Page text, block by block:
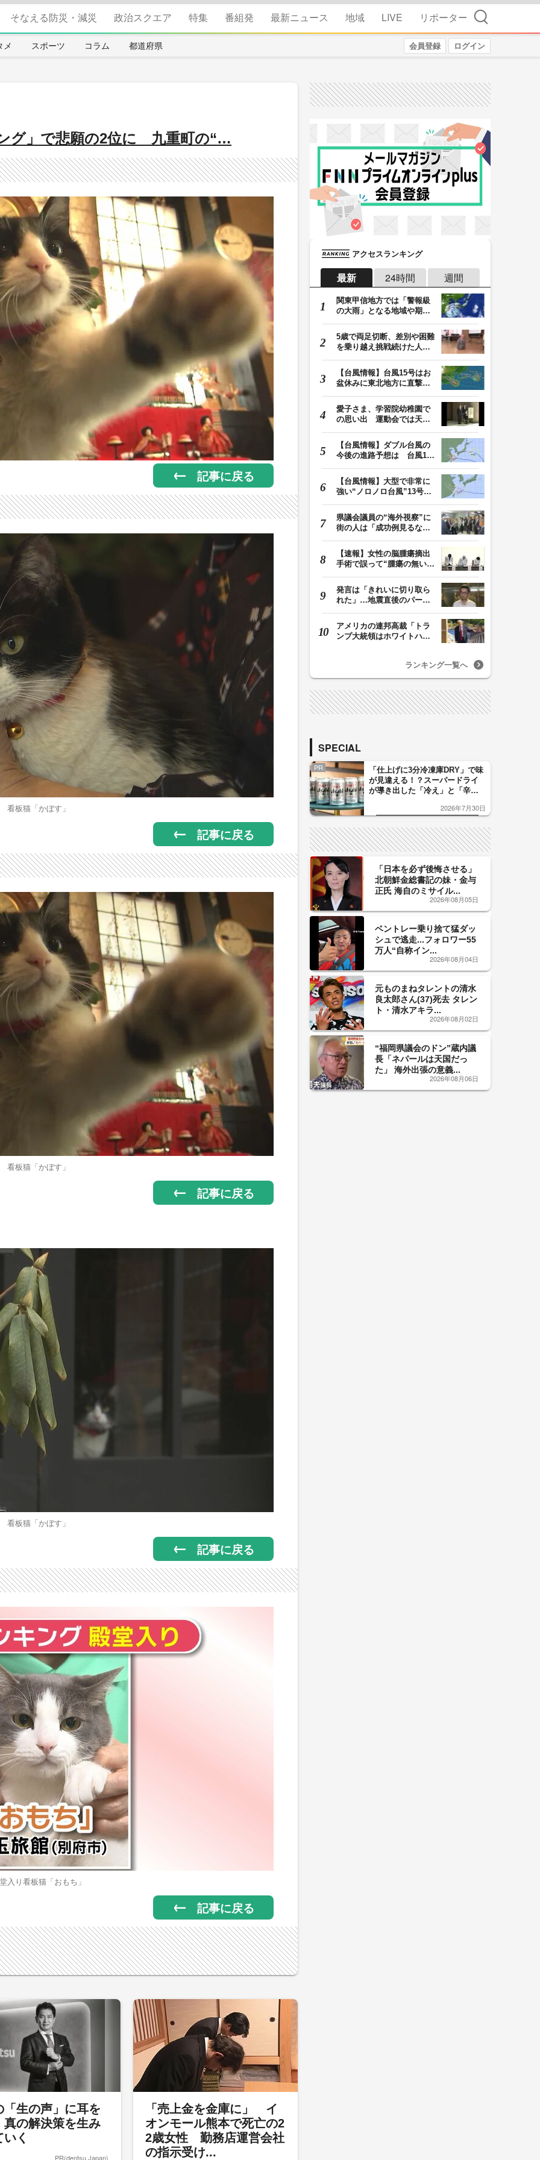
そなえる防災・減災 政治スクエア 特集 番組発 最新ニュース 地域 LIVE リポーター 検索
メ スポーツ コラム 都道府県 会員登録 ログイン
グ」で悲願の2位に 九重町の“…
記事に戻る
看板猫「かぼす」
記事に戻る
看板猫「かぼす」
記事に戻る
看板猫「かぼす」
記事に戻る
入り看板猫「おもち」
記事に戻る
「生の声」に耳を
真の解決策を生み
く
PR(dentsu Japan)
「売上金を金庫に」 イ
オンモール熊本で死亡の2
2歳女性 勤務店運営会社
の指示受け...
アクセスランキング
最新 24時間 週間
関東甲信地方では「警報級
の大雨」となる地域や期間
5歳で両足切断、差別や困難
を乗り越え挑戦続けた人
【台風情報】台風15号はお
盆休みに東北地方に直撃す
愛子さま、学習院幼稚園で
の思い出 運動会では天皇
【台風情報】ダブル台風の
今後の進路予想は 台風15
【台風情報】大型で非常に
強い“ノロノロ台風”13号の
県議会議員の“海外視察”に
街の人は「成功例見るなら
【速報】女性の脳腫瘍摘出
手術で誤って“腫瘍の無い部
発言は「きれいに切り取ら
れた」…地震直後のパーテ
アメリカの連邦高裁「トラ
ンプ大統領はホワイトハウ
ランキング一覧へ
SPECIAL
PR
「仕上げに3分冷凍庫DRY」で味
が見違える！？スーパードライ
が導き出した「冷え」と「辛
した「辛口カーブ」が飲み頃の
2026年7月30日
「日本を必ず後悔させる」
北朝鮮金総書記の妹・金与
正氏 海自のミサイル...
2026年08月05日
ベントレー乗り捨て猛ダッ
シュで逃走...フォロワー55
万人“自称イン...
2026年08月04日
元ものまねタレントの清水
良太郎さん(37)死去 タレン
ト・清水アキラ...
2026年08月02日
“福岡県議会のドン”蔵内議
長「ネパールは天国だっ
た」 海外出張の意義...
2026年08月06日